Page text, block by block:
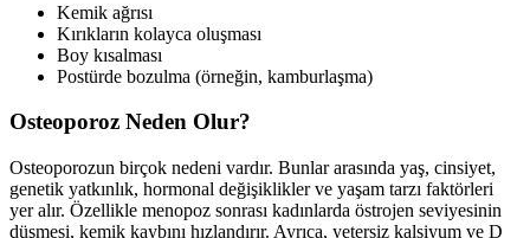
Kemik ağrısı
Kırıkların kolayca oluşması
Boy kısalması
Postürde bozulma (örneğin, kamburlaşma)
Osteoporoz Neden Olur?
Osteoporozun birçok nedeni vardır. Bunlar arasında yaş, cinsiyet,
genetik yatkınlık, hormonal değişiklikler ve yaşam tarzı faktörleri
yer alır. Özellikle menopoz sonrası kadınlarda östrojen seviyesinin
düşmesi, kemik kaybını hızlandırır. Ayrıca, yetersiz kalsiyum ve D